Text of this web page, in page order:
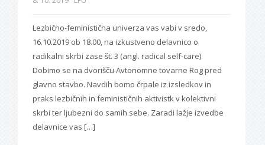
Lezbično-feministična univerza vas vabi v sredo,
16.10.2019 ob 18.00, na izkustveno delavnico o
radikalni skrbi zase št. 3 (angl. radical self-care).
Dobimo se na dvorišču Avtonomne tovarne Rog pred
glavno stavbo. Navdih bomo črpale iz izsledkov in
praks lezbičnih in feminističnih aktivistk v kolektivni
skrbi ter ljubezni do samih sebe. Zaradi lažje izvedbe
delavnice vas […]